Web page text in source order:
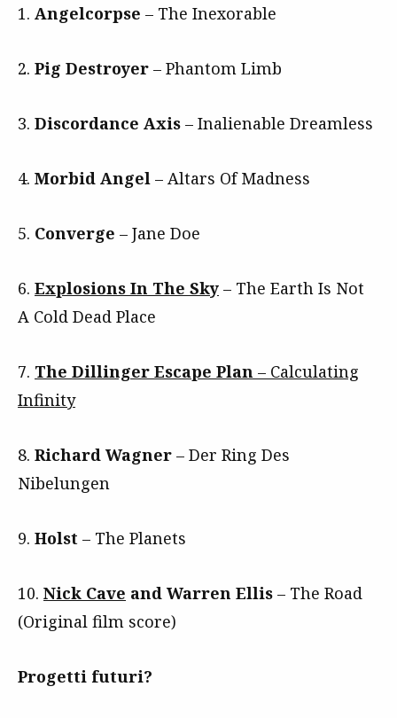
1. Angelcorpse – The Inexorable
2. Pig Destroyer – Phantom Limb
3. Discordance Axis – Inalienable Dreamless
4. Morbid Angel – Altars Of Madness
5. Converge – Jane Doe
6. Explosions In The Sky – The Earth Is Not
A Cold Dead Place
7. The Dillinger Escape Plan – Calculating
Infinity
8. Richard Wagner – Der Ring Des
Nibelungen
9. Holst – The Planets
10. Nick Cave and Warren Ellis – The Road
(Original film score)
Progetti futuri?